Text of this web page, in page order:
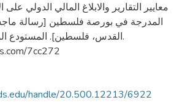
معايير التقارير والابلاغ المالي الدولي
المدرجة في بورصة فلسطين [رسالة
القدس، فلسطين]. المستودع
7cc272
handle/20.500.12213/6922